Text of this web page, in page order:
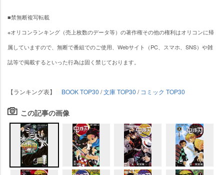
■禁無断複写転載
※オリコンランキング（売上枚数のデータ等）の著作権その他の権利はオリコンに帰
属していますので、無断で番組でのご使用、Webサイト（PC、スマホ、SNS）や雑
誌等で掲載するといった行為は固く禁じております。
【ランキング表】 BOOK TOP30 /文庫 TOP30 / コミック TOP30
この記事の画像